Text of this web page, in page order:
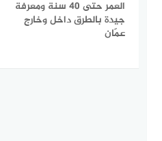
العمر حتى 40 سنة ومعرفة
جيدة بالطرق داخل وخارج
عمّان